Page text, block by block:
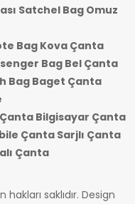
Satchel Bag Omuz
Bag Kova Çanta
Bag Bel Çanta
Bag Baget Çanta
Bilgisayar Çanta
Çanta Sarjlı Çanta
Çanta
hakları saklıdır. Design